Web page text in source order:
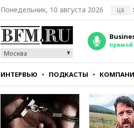
Понедельник, 10 августа 2026 ЦБ
Москва
прямой
ИНТЕРВЬЮ ПОДКАСТЫ
СТИЛЬ ТЕСТЫ